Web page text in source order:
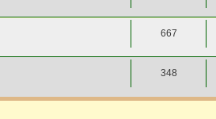
667
348